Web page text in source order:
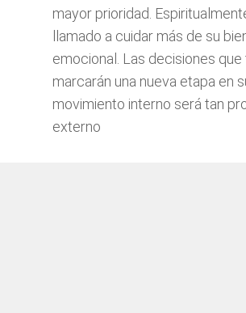
mayor prioridad.
llamado a cuidar más de su
emocional. Las decisiones
marcarán una nueva etapa en
movimiento interno será tan
externo